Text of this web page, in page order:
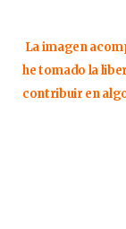
La imagen
he tomado la
contribuir en